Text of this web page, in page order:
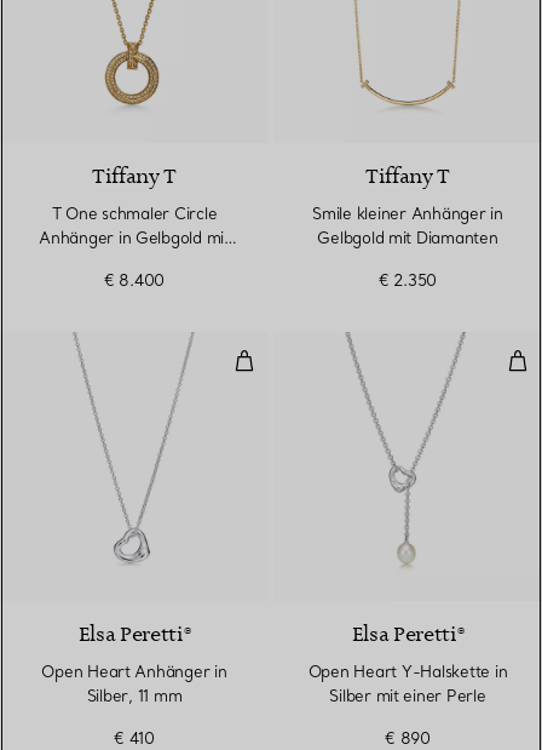
3 Materialien
Tiffany T
T One schmaler Circle
Anhänger in Gelbgold mit
€ 8.400
Tiffany T
Smile kleiner Anhänger in
Gelbgold mit Diamanten
€ 2.350
Open Heart Anhänger in Silber,
Elsa Peretti®
Open Heart Anhänger in
Silber, 11 mm
€ 410
Elsa Peretti®
Open Heart Y-Halskette in
Silber mit einer Perle
€ 890